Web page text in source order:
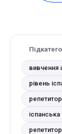
вивчення
рівень